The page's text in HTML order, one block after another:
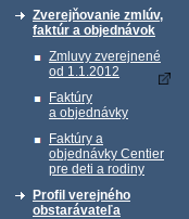
Zverejňovanie zmlúv,
faktúr a objednávok
Zmluvy zverejnené
od 1.1.2012
Faktúry
a objednávky
Faktúry a
objednávky Centier
pre deti a rodiny
Profil verejného
obstarávateľa